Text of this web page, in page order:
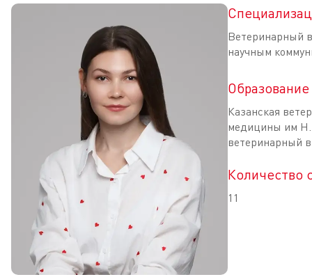
Ветеринарный
научным
Образование
Казанская
медицины им
ветеринарный
Количество
11